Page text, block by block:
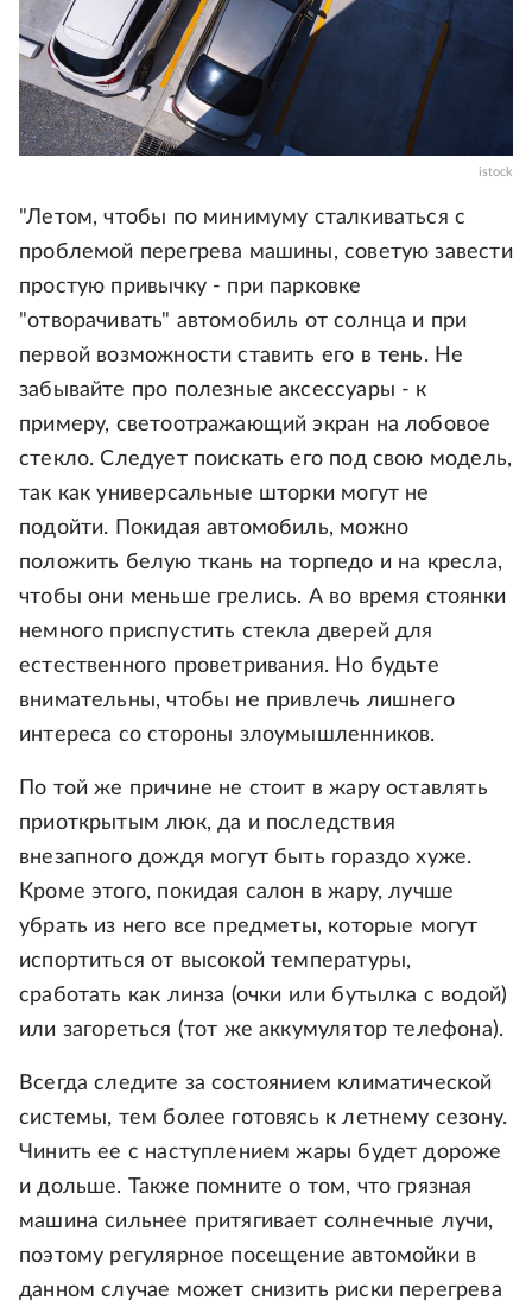
istock
"Летом, чтобы по минимуму сталкиваться с
проблемой перегрева машины, советую завести
простую привычку - при парковке
"отворачивать" автомобиль от солнца и при
первой возможности ставить его в тень. Не
забывайте про полезные аксессуары - к
примеру, светоотражающий экран на лобовое
стекло. Следует поискать его под свою модель,
так как универсальные шторки могут не
подойти. Покидая автомобиль, можно
положить белую ткань на торпедо и на кресла,
чтобы они меньше грелись. А во время стоянки
немного приспустить стекла дверей для
естественного проветривания. Но будьте
внимательны, чтобы не привлечь лишнего
интереса со стороны злоумышленников.
По той же причине не стоит в жару оставлять
приоткрытым люк, да и последствия
внезапного дождя могут быть гораздо хуже.
Кроме этого, покидая салон в жару, лучше
убрать из него все предметы, которые могут
испортиться от высокой температуры,
сработать как линза (очки или бутылка с водой)
или загореться (тот же аккумулятор телефона).
Всегда следите за состоянием климатической
системы, тем более готовясь к летнему сезону.
Чинить ее с наступлением жары будет дороже
и дольше. Также помните о том, что грязная
машина сильнее притягивает солнечные лучи,
поэтому регулярное посещение автомойки в
данном случае может снизить риски перегрева